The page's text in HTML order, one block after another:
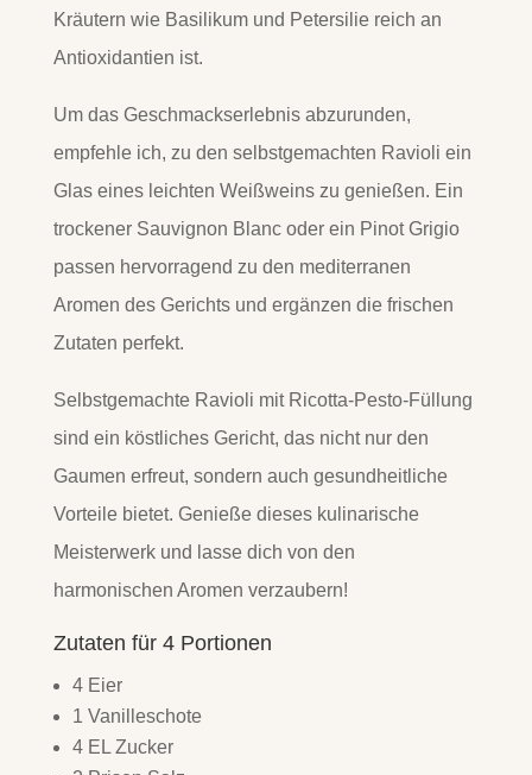
Kräutern wie Basilikum und Petersilie reich an
Antioxidantien ist.
Um das Geschmackserlebnis abzurunden,
empfehle ich, zu den selbstgemachten Ravioli ein
Glas eines leichten Weißweins zu genießen. Ein
trockener Sauvignon Blanc oder ein Pinot Grigio
passen hervorragend zu den mediterranen
Aromen des Gerichts und ergänzen die frischen
Zutaten perfekt.
Selbstgemachte Ravioli mit Ricotta-Pesto-Füllung
sind ein köstliches Gericht, das nicht nur den
Gaumen erfreut, sondern auch gesundheitliche
Vorteile bietet. Genieße dieses kulinarische
Meisterwerk und lasse dich von den
harmonischen Aromen verzaubern!
Zutaten für 4 Portionen
4 Eier
1 Vanilleschote
4 EL Zucker